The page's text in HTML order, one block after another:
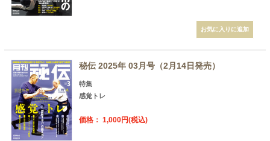
秘伝 2025年 03月号（2月14日発売）
特集
感覚トレ
価格： 1,000円(税込)